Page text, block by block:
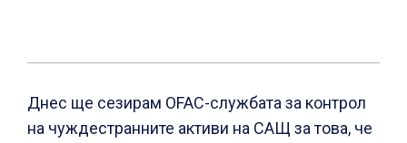
Днес ще сезирам OFAC-службата за контрол
на чуждестранните активи на САЩ за това, че